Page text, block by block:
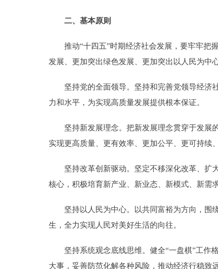
二、基本原则
推动“十四五”时期经济社会发展，要牢牢把握
发展、更加突出绿色发展、更加突出以人民为中
坚持党的全面领导。坚持和完善党领导经济社
力和水平，为实现高质量发展提供根本保证。
坚持新发展理念。把新发展理念贯穿于发展的
实现更高质量、更有效率、更加公平、更可持续
坚持改革创新驱动。坚定不移深化改革、扩大
核心，积极培育新产业、新业态、新模式、新需
坚持以人民为中心。以共同富裕为方向，围绕
生，全力实现人民对美好生活的向往。
坚持系统观念底线思维。健全“一盘棋”工作格
大事，妥善防范化解各种风险，推动经济行稳致